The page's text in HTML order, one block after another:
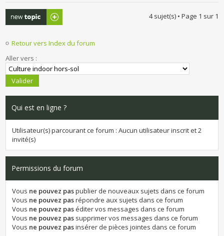
Publier un
nouveau sujet
4 sujet(s) • Page 1 sur 1
Retour vers Index du forum
Aller vers :
Qui est en ligne ?
Utilisateur(s) parcourant ce forum : Aucun utilisateur inscrit et 2
invité(s)
Permissions du forum
Vous ne pouvez paspublier de nouveaux sujets dans ce forum
Vous ne pouvez pasrépondre aux sujets dans ce forum
Vous ne pouvez paséditer vos messages dans ce forum
Vous ne pouvez pas supprimer vos messages dans ce forum
Vous ne pouvez pasinsérer de pièces jointes dans ce forum